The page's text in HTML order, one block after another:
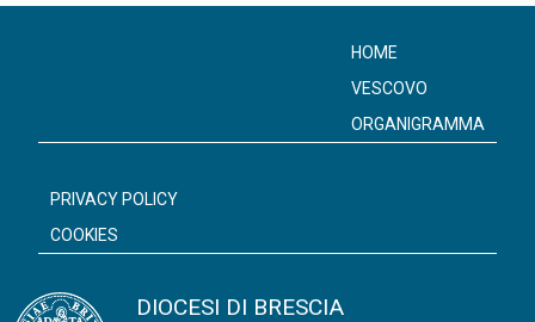
DIOCESI DI BRESCIA
HOME
VESCOVO
ORGANIGRAMMA
PRIVACY POLICY
COOKIES